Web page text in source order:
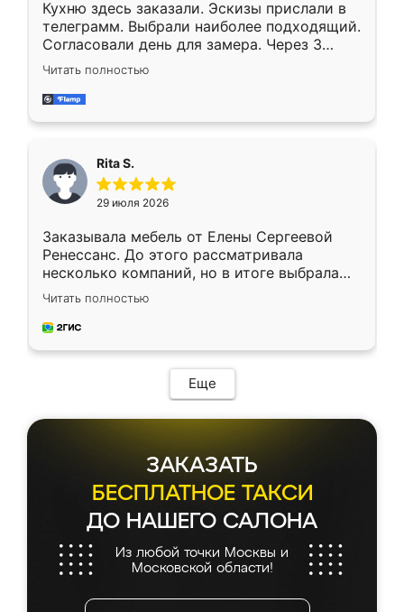
Кухню здесь заказали. Эскизы прислали в
телеграмм. Выбрали наиболее подходящий.
Согласовали день для замера. Через 3
недели кухня была уже готова. Остались
довольны работой. Спасибо Ренессанс
мебель за качественную работу!
Читать полностью
Rita S.
29 июля 2026
Заказывала мебель от Елены Сергеевой
Ренессанс. До этого рассматривала
несколько компаний, но в итоге выбрала
эту. Сначала обговорили условия, потом
приехал замерщик, всё спокойно объяснил
и снял размеры. Изготовили в срок, с
мебель сразу встала на свое место без
каких-либо доработок. Качеством осталась
довольна, все выглядит так, как и ожидала.
Читать полностью
Еще
ЗАКАЗАТЬ
БЕСПЛАТНОЕ ТАКСИ
ДО НАШЕГО САЛОНА
Из любой точки Москвы и
Московской области!